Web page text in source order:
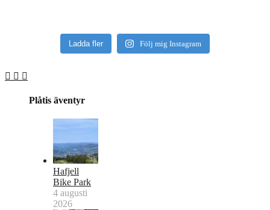
Ladda fler Följ mig Instagram
Plåtis äventyr
Hafjell
Bike Park
4 augusti
2026